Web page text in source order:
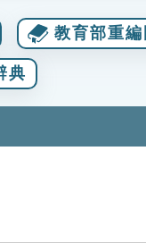
教育部重
典